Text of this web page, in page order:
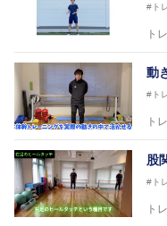
#ト
ト
動
#ト
ト
股
#ト
ト